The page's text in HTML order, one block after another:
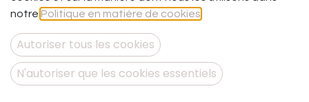
Changer ses intentions.
Et si nous nous laissions sentir nos nouveaux ressentis.
Ceux que l’on vit maintenant, pas ceux d’hier ? Et si nous
en tenions tout simplement compte pour faire évoluer
notre vie autrement ?
notre Politique en matière de cookies
Autoriser tous les cookies
N'autoriser que les cookies essentiels